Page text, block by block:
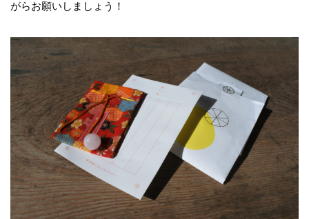
がらお願いしましょう！